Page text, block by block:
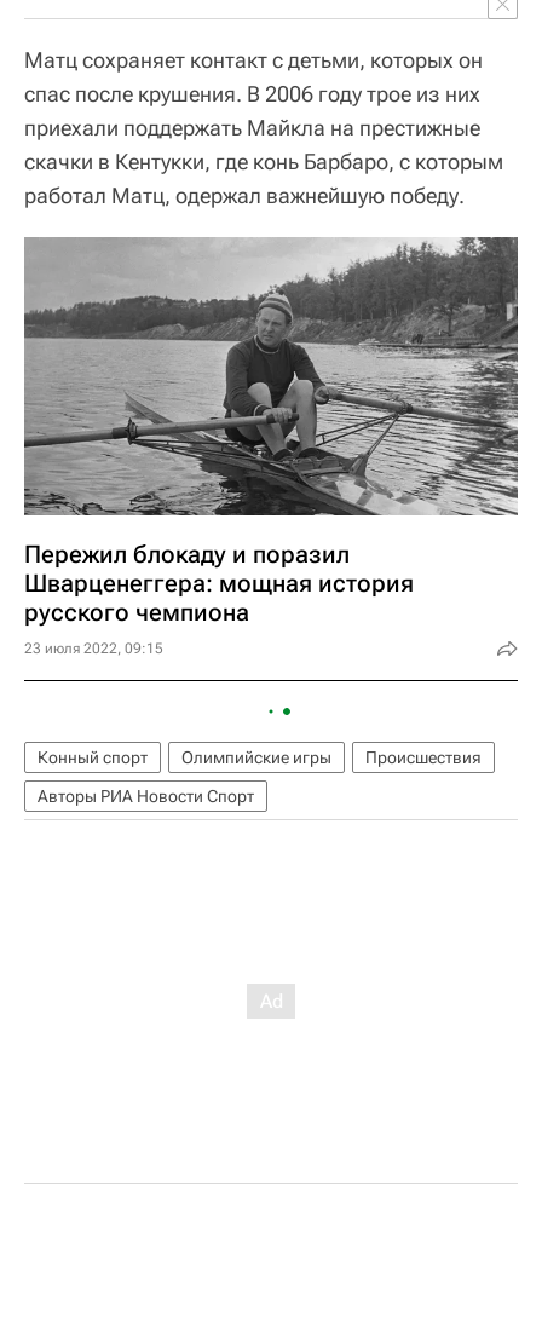
Матц сохраняет контакт с детьми, которых он
спас после крушения. В 2006 году трое из них
приехали поддержать Майкла на престижные
скачки в Кентукки, где конь Барбаро, с которым
работал Матц, одержал важнейшую победу.
Пережил блокаду и поразил
Шварценеггера: мощная история
русского чемпиона
23 июля 2022, 09:15
Конный спорт Олимпийские игры
Происшествия
Авторы РИА Новости Спорт